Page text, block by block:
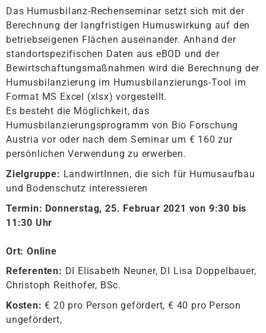
Das Humusbilanz-Rechenseminar setzt sich mit der
Berechnung der langfristigen Humuswirkung auf den
betriebseigenen Flächen auseinander. Anhand der
standortspezifischen Daten aus eBOD und der
Bewirtschaftungsmaßnahmen wird die Berechnung der
Humusbilanzierung im Humusbilanzierungs-Tool im
Format MS Excel (xlsx) vorgestellt.
Es besteht die Möglichkeit, das
Humusbilanzierungsprogramm von Bio Forschung
Austria vor oder nach dem Seminar um € 160 zur
persönlichen Verwendung zu erwerben.
Zielgruppe: LandwirtInnen, die sich für Humusaufbau
und Bodenschutz interessieren
Termin: Donnerstag, 25. Februar 2021 von 9:30 bis
11:30 Uhr
Ort: Online
Referenten: DI Elisabeth Neuner, DI Lisa Doppelbauer,
Christoph Reithofer, BSc.
Kosten:€ 20 pro Person gefördert, € 40 pro Person
ungefördert,